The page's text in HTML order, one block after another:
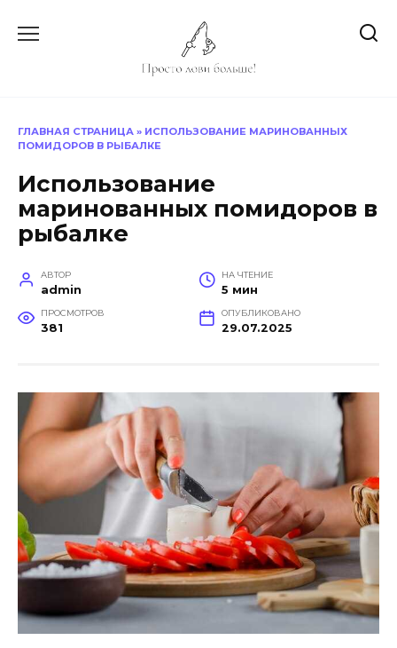
ГЛАВНАЯ СТРАНИЦА » ИСПОЛЬЗОВАНИЕ МАРИНОВАННЫХ
ПОМИДОРОВ В РЫБАЛКЕ
Использование
маринованных помидоров в
рыбалке
АВТОР
admin
НА ЧТЕНИЕ
5 мин
ПРОСМОТРОВ
381
ОПУБЛИКОВАНО
29.07.2025